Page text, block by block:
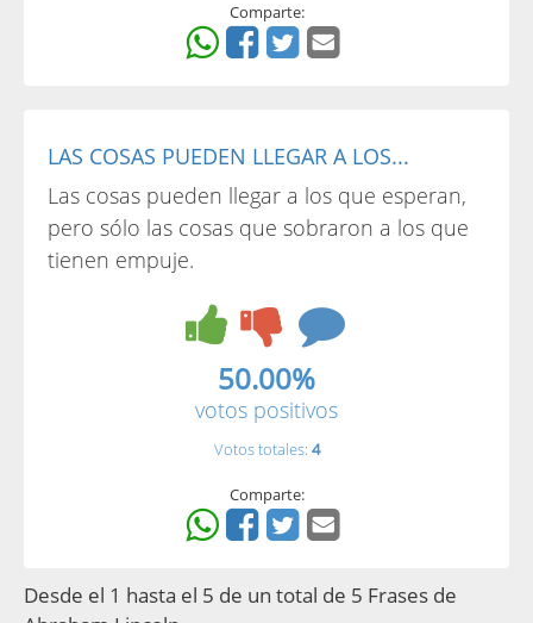
Comparte:
LAS COSAS PUEDEN LLEGAR A LOS...
Las cosas pueden llegar a los que esperan,
pero sólo las cosas que sobraron a los que
tienen empuje.
50.00%
votos positivos
Votos totales: 4
Comparte:
Desde el 1 hasta el 5 de un total de 5 Frases de